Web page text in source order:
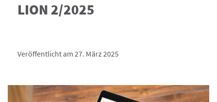
LION 2/2025
Veröffentlicht am 27. März 2025